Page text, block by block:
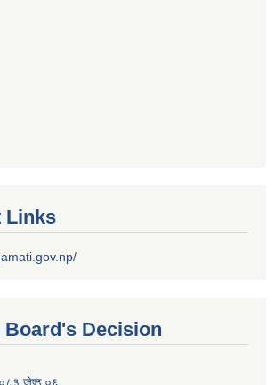
Links
Board's Decision